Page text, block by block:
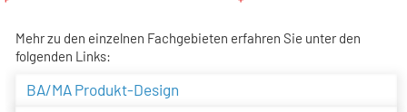
Mehr zu den einzelnen Fachgebieten erfahren Sie unter den
folgenden Links:
BA/MA Produkt-Design